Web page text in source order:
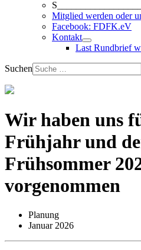
Mitglied werden oder
Facebook: FDFK.eV
Kontakt
Last Rundbrief
Suchen
Wir haben uns
Frühjahr und
Frühsommer
vorgenommen
Planung
Januar 2026